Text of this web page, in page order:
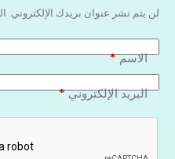
لن يتم نشر عنوان بريدك الإلكتروني.
الاسم*
البريد الإلكتروني*